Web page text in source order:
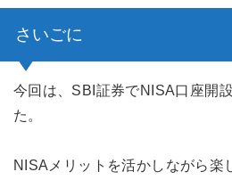
さいごに
今回は、SBI証券でNISA口座開
た。
NISAメリットを活かしながら楽